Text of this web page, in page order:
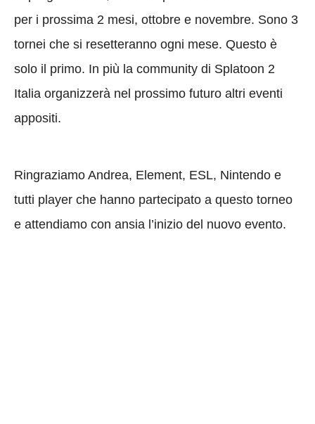
per i prossima 2 mesi, ottobre e novembre. Sono 3
tornei che si resetteranno ogni mese. Questo è
solo il primo. In più la community di Splatoon 2
Italia organizzerà nel prossimo futuro altri eventi
appositi.
Ringraziamo Andrea, Element, ESL, Nintendo e
tutti player che hanno partecipato a questo torneo
e attendiamo con ansia l’inizio del nuovo evento.